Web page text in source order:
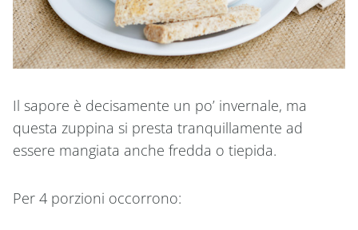
Il sapore è decisamente un po’ invernale, ma
questa zuppina si presta tranquillamente ad
essere mangiata anche fredda o tiepida.
Per 4 porzioni occorrono: